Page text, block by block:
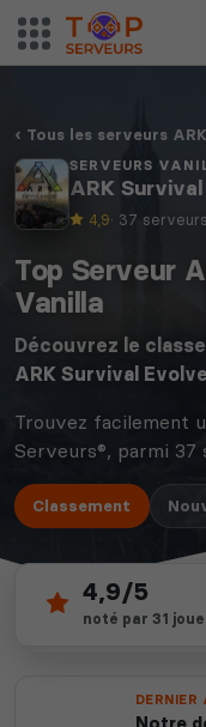
Tous les serveurs
SERVEURS
ARK
4,9· 37 serveurs
Top Serveur
Vanilla
Découvrez le
ARK Survival
Trouvez facilement
Serveurs®, parmi 37
Classement
37
serveurs actifs
depuis
4,9/5
noté par 31
DERNIER
Notre